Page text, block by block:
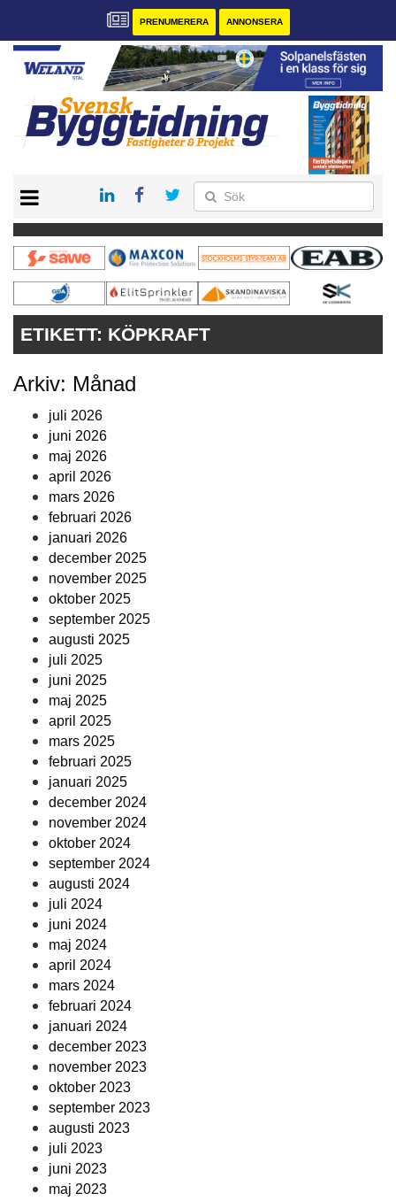
PRENUMERERA ANNONSERA
PRENUMERERA
VÅRA ANDRA MAGASIN
ANNONSERA
KONTAKT
ETIKETT: KÖPKRAFT
Arkiv: Månad
juli 2026
juni 2026
maj 2026
april 2026
mars 2026
februari 2026
januari 2026
december 2025
november 2025
oktober 2025
september 2025
augusti 2025
juli 2025
juni 2025
maj 2025
april 2025
mars 2025
februari 2025
januari 2025
december 2024
november 2024
oktober 2024
september 2024
augusti 2024
juli 2024
juni 2024
maj 2024
april 2024
mars 2024
februari 2024
januari 2024
december 2023
november 2023
oktober 2023
september 2023
augusti 2023
juli 2023
juni 2023
maj 2023